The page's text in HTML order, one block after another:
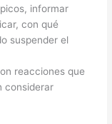
informar
con qué
suspender el
reacciones que
considerar